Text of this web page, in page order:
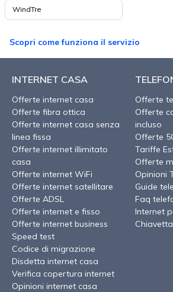
WindTre
Scopri come funziona il servizio
INTERNET CASA
Offerte internet casa
Offerte fibra ottica
Offerte internet casa senza
linea fissa
Offerte internet illimitato
casa
Offerte internet WiFi
Offerte internet satellitare
Offerte ADSL
Offerte internet e fisso
Offerte internet business
Speed test
Codice di migrazione
Disdetta internet casa
Verifica copertura internet
Opinioni internet casa
Offerte
Offerte
incluso
Offerte
Tariffe
Offerte
Opinioni
Guide
Faq
Internet